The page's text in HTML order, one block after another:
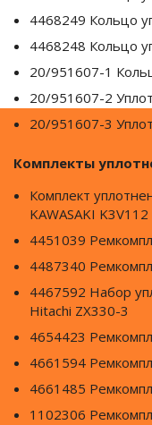
4468249 Кольцо
4468248 Кольцо
20/951607-1
20/951607-2
20/951607-3
Комплекты
Комплект
KAWASAKI K3V112
4451039
4487340
4467592 Набор
Hitachi ZX330-3
4654423
4661594
4661485
1102306